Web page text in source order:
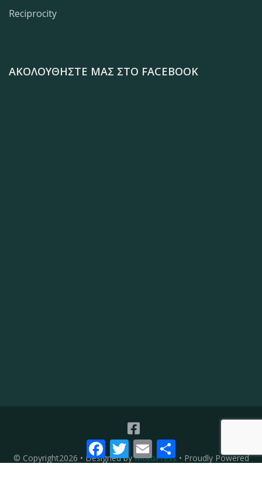
Reciprocity
ΑΚΟΛΟΥΘΉΣΤΕ ΜΑΣ ΣΤΟ FACEBOOK
© Copyright2026 • Designed byMotoPress • Proudly Powered
FacebookTwitterEmail